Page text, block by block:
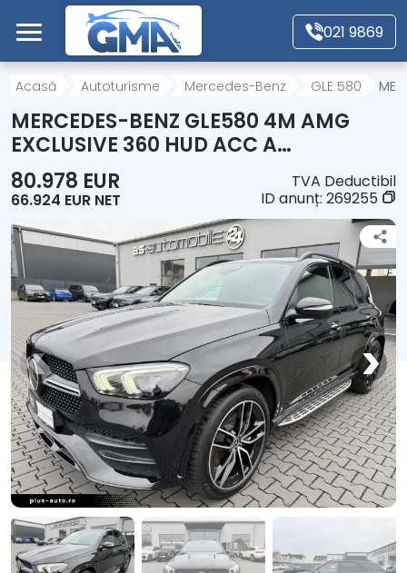
Mergi direct la conținutul principal
021 9869
Acasă
Autoturisme
Motociclete
Autoutilitare
Alte tipuri vehicule
Despre Noi
Contact
Acasă Autoturisme Mercedes-Benz GLE 580
MERCEDES-BENZ GLE580 4M AMG
EXCLUSIVE 360 HUD ACC A…
80.978 EUR
66.924 EUR NET
TVA Deductibil
ID anunț: 269255